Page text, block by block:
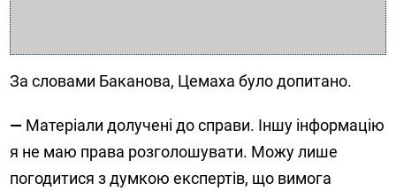
За словами Баканова, Цемаха було допитано.
— Матеріали долучені до справи. Іншу інформацію
я не маю права розголошувати. Можу лише
погодитися з думкою експертів, що вимога